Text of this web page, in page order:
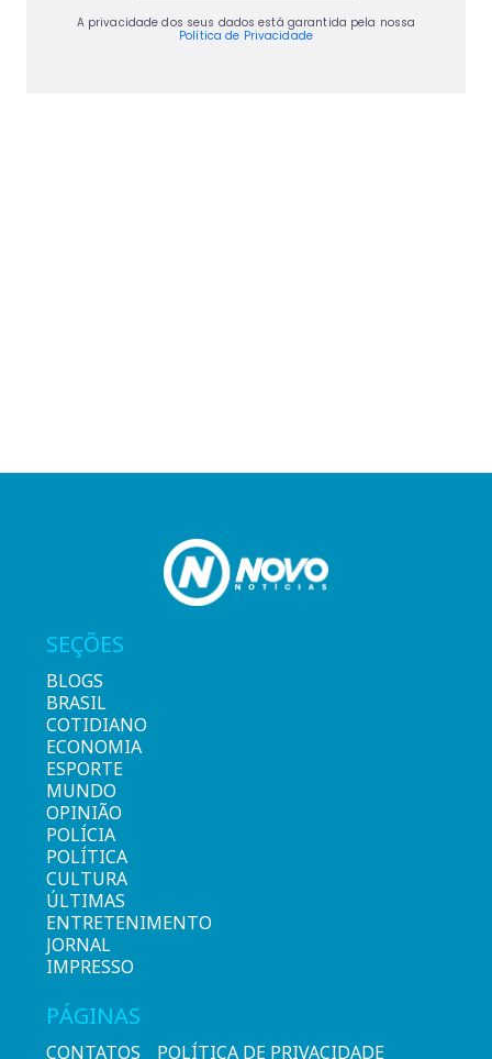
A privacidade dos seus dados está garantida pela nossa
Política de Privacidade
SEÇÕES
BLOGS
BRASIL
COTIDIANO
ECONOMIA
ESPORTE
MUNDO
OPINIÃO
POLÍCIA
POLÍTICA
CULTURA
ÚLTIMAS
ENTRETENIMENTO
JORNAL
IMPRESSO
PÁGINAS
CONTATOS POLÍTICA DE PRIVACIDADE